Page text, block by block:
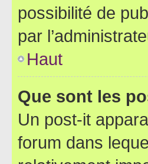
possibilité de
par
Haut
Que sont les
Un post-it
forum dans